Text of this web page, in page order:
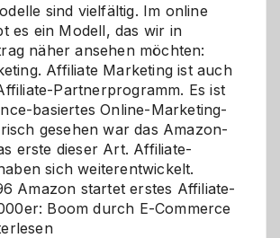
sind vielfältig. Im online
es ein Modell, das wir in
näher ansehen möchten:
Affiliate Marketing ist auch
Partnerprogramm. Es ist
basiertes Online-Marketing-
gesehen war das Amazon-
erste dieser Art. Affiliate-
sich weiterentwickelt.
Amazon startet erstes Affiliate-
Boom durch E-Commerce